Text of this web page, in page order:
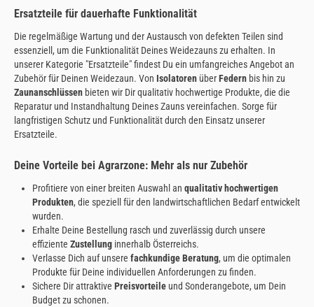
Ersatzteile für dauerhafte Funktionalität
Die regelmäßige Wartung und der Austausch von defekten Teilen sind
essenziell, um die Funktionalität Deines Weidezauns zu erhalten. In
unserer Kategorie "Ersatzteile" findest Du ein umfangreiches Angebot an
Zubehör für Deinen Weidezaun. Von Isolatoren überFedern bis hin zu
Zaunanschlüssen bieten wir Dir qualitativ hochwertige Produkte, die die
Reparatur und Instandhaltung Deines Zauns vereinfachen. Sorge für
langfristigen Schutz und Funktionalität durch den Einsatz unserer
Ersatzteile.
Deine Vorteile bei Agrarzone: Mehr als nur Zubehör
Profitiere von einer breiten Auswahl an qualitativ hochwertigen
Produkten, die speziell für den landwirtschaftlichen Bedarf entwickelt
wurden.
Erhalte Deine Bestellung rasch und zuverlässig durch unsere
effiziente Zustellunginnerhalb Österreichs.
Verlasse Dich auf unsere fachkundige Beratung, um die optimalen
Produkte für Deine individuellen Anforderungen zu finden.
Sichere Dir attraktive Preisvorteileund Sonderangebote, um Dein
Budget zu schonen.